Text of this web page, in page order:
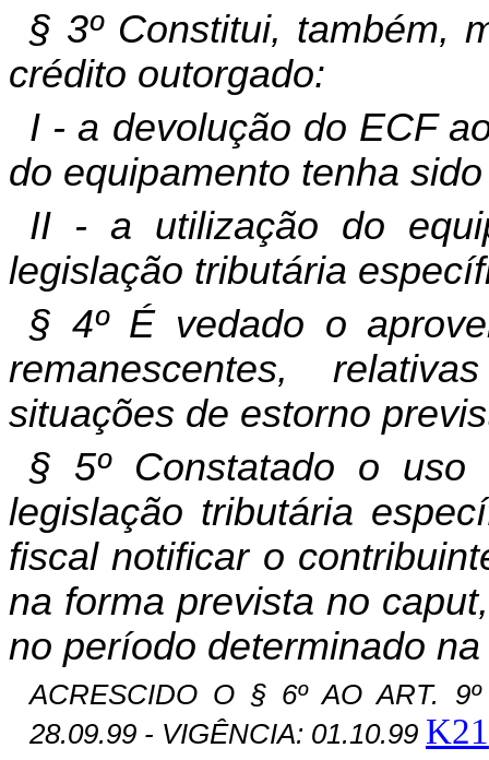
§ 3º Constitui, também,
crédito outorgado:
I - a devolução do ECF
do equipamento tenha
II - a utilização do
legislação tributária
§ 4º É vedado o
remanescentes,
situações de estorno
§ 5º Constatado o
legislação tributária
fiscalnotificar o
na forma prevista no
no período determinado
ACRESCIDO O § 6º AO ART.
28.09.99 - VIGÊNCIA: 01.10.99 K21